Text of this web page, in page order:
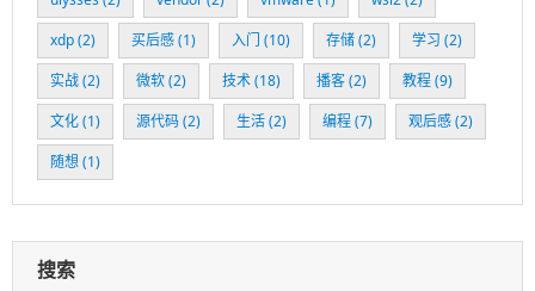
xdp(2) 买后感(1) 入门 (10) 存储(2) 学习 (2)
实战(2) 微软(2) 技术(18) 播客(2) 教程(9)
文化(1) 源代码(2) 生活(2) 编程(7) 观后感(2)
随想(1)
搜索